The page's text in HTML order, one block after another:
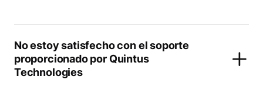
No estoy satisfecho con el soporte
proporcionado por Quintus
Technologies